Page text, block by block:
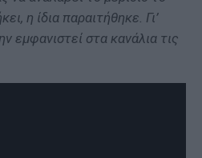
η ίδια παραιτήθηκε. Γι’
εμφανιστεί στα κανάλια τις